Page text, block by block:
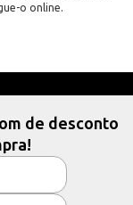
o online.
de desconto